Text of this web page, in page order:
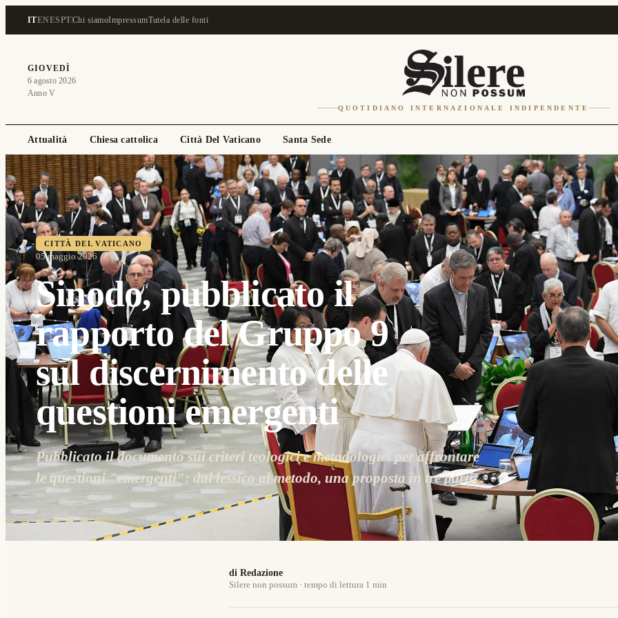
ITENESPTChi siamoImpressumTutela delle fonti
GIOVEDÌ
6 agosto 2026
Anno V
QUOTIDIANO INTERNAZIONALE INDIPENDENTE
Attualità Chiesa cattolica Città Del Vaticano Santa Sede
CITTÀ DEL VATICANO
05 maggio 2026
Sinodo, pubblicato il
rapporto del Gruppo 9
sul discernimento delle
questioni emergenti
Pubblicato il documento sui criteri teologici e metodologici per affrontare
le questioni "emergenti": dal lessico al metodo, una proposta in tre parti
di Redazione
Silere non possum · tempo di lettura 1 min